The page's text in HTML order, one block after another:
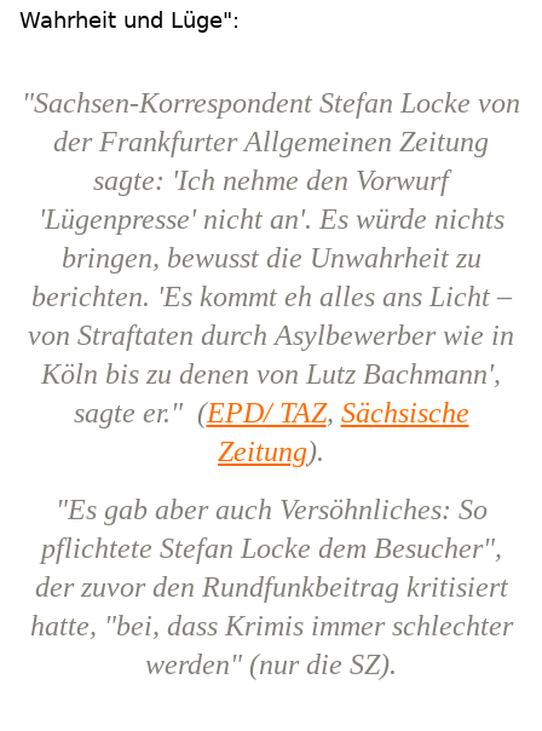
Wahrheit und Lüge":
"Sachsen-Korrespondent Stefan Locke von
der Frankfurter Allgemeinen Zeitung
sagte: 'Ich nehme den Vorwurf
'Lügenpresse' nicht an'. Es würde nichts
bringen, bewusst die Unwahrheit zu
berichten. 'Es kommt eh alles ans Licht –
von Straftaten durch Asylbewerber wie in
Köln bis zu denen von Lutz Bachmann',
sagte er." (EPD/ TAZ, Sächsische
Zeitung).
"Es gab aber auch Versöhnliches: So
pflichtete Stefan Locke dem Besucher",
der zuvor den Rundfunkbeitrag kritisiert
hatte, "bei, dass Krimis immer schlechter
werden" (nur die SZ).